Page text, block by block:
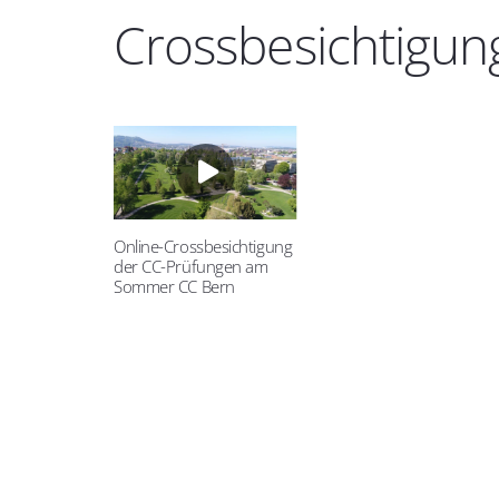
Online-Crossbesichtigung
der CC-Prüfungen am
Sommer CC Bern